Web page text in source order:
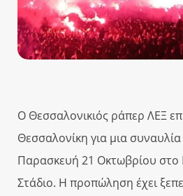
Ο Θεσσαλονικιός ράπερ ΛΕΞ
Θεσσαλονίκη για μια συναυλία
Παρασκευή 21 Οκτωβρίου στο
Στάδιο. Η προπώληση έχει